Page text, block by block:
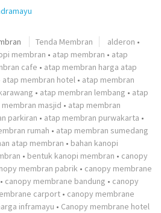
Tenda Membran alderon •
membran • atap membran • atap
cafe • atap membran harga atap
atap membran hotel • atap membran
• atap membran lembang • atap
membran masjid • atap membran
parkiran • atap membran purwakarta •
rumah • atap membran sumedang
atap membran • bahan kanopi
• bentuk kanopi membran • canopy
membran pabrik • canopy membrane
• canopy membrane bandung • canopy
carport • canopy membrane
inframayu • Canopy membrane hotel